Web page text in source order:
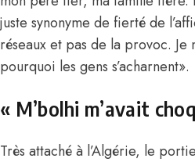
juste synonyme de fierté de
réseaux et pas de la provoc. Je
pourquoi les gens s’acharnent».
« M’bolhi m’avait
Très attaché à l’Algérie, le